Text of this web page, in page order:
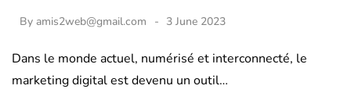
By amis2web@gmail.com 3 June 2023
Dans le monde actuel, numérisé et interconnecté, le
marketing digital est devenu un outil…